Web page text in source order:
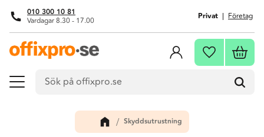
Meny
010 300 10 81
Vardagar 8.30 - 17.00 Privat Företag
Favoriter
Skyddsutrustning